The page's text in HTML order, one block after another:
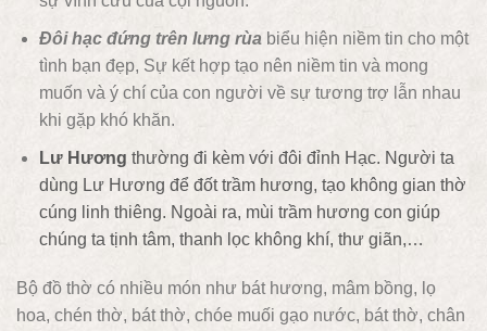
Đôi hạc đứng trên lưng rùa biểu hiện niềm tin cho một
tình bạn đẹp, Sự kết hợp tạo nên niềm tin và mong
muốn và ý chí của con người về sự tương trợ lẫn nhau
khi gặp khó khăn.
Lư Hương thường đi kèm với đôi đỉnh Hạc. Người ta
dùng Lư Hương để đốt trầm hương, tạo không gian thờ
cúng linh thiêng. Ngoài ra, mùi trầm hương con giúp
chúng ta tịnh tâm, thanh lọc không khí, thư giãn,…
Bộ đồ thờ có nhiều món như bát hương, mâm bồng, lọ
hoa, chén thờ, bát thờ, chóe muối gạo nước, bát thờ, chân